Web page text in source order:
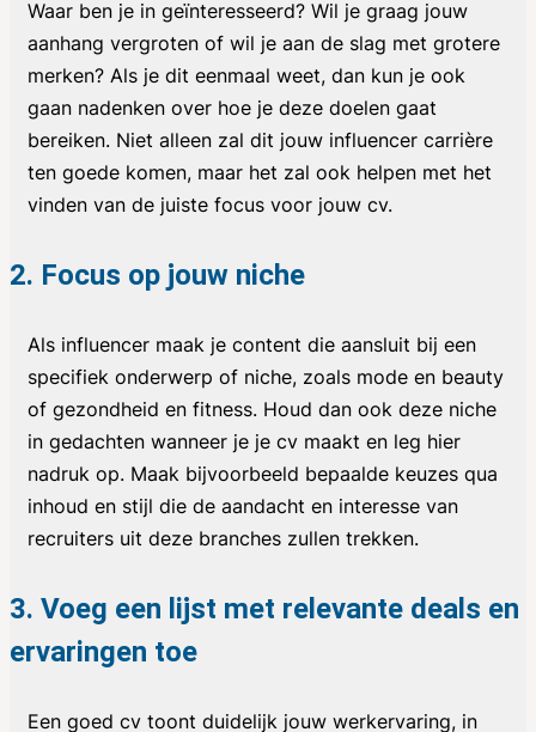
Waar ben je in geïnteresseerd? Wil je graag jouw
aanhang vergroten of wil je aan de slag met grotere
merken? Als je dit eenmaal weet, dan kun je ook
gaan nadenken over hoe je deze doelen gaat
bereiken. Niet alleen zal dit jouw influencer carrière
ten goede komen, maar het zal ook helpen met het
vinden van de juiste focus voor jouw cv.
2. Focus op jouw niche
Als influencer maak je content die aansluit bij een
specifiek onderwerp of niche, zoals mode en beauty
of gezondheid en fitness. Houd dan ook deze niche
in gedachten wanneer je je cv maakt en leg hier
nadruk op. Maak bijvoorbeeld bepaalde keuzes qua
inhoud en stijl die de aandacht en interesse van
recruiters uit deze branches zullen trekken.
3. Voeg een lijst met relevante deals en
ervaringen toe
Een goed cv toont duidelijk jouw werkervaring, in